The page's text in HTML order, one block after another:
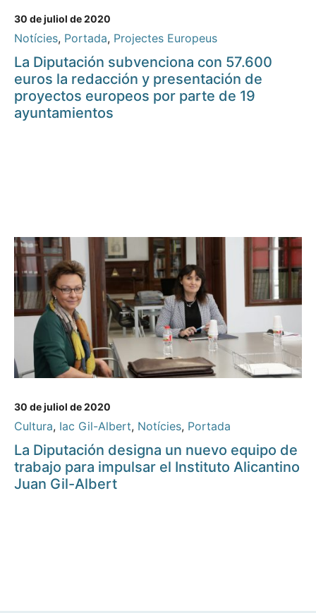
30 de juliol de 2020
Notícies, Portada, Projectes Europeus
La Diputación subvenciona con 57.600
euros la redacción y presentación de
proyectos europeos por parte de 19
ayuntamientos
30 de juliol de 2020
Cultura, Iac Gil-Albert, Notícies, Portada
La Diputación designa un nuevo equipo de
trabajo para impulsar el Instituto Alicantino
Juan Gil-Albert